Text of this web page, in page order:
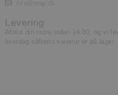
Levering
Afslut din ordre inden 14.00, og vi
hverdag såfremt varerne er på lager.